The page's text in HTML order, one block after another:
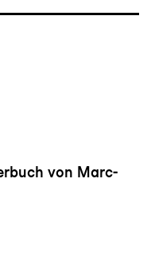
von Marc-